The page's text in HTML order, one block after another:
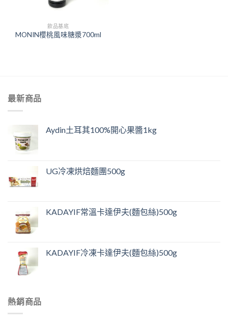
飲品基底
MONIN櫻桃風味糖漿700ml
最新商品
Aydin土耳其100%開心果醬1kg
UG冷凍烘焙麵團500g
KADAYIF常溫卡達伊夫(麵包絲)500g
KADAYIF冷凍卡達伊夫(麵包絲)500g
熱銷商品